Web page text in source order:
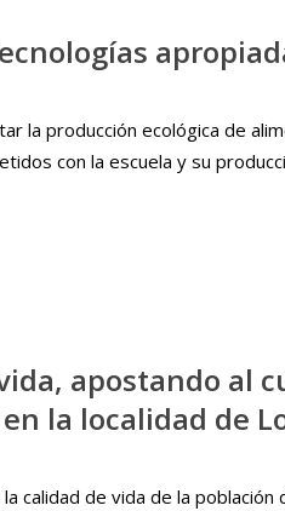
la producción ecológica de
con la escuela y su
apostando
la localidad de
calidad de vida de la